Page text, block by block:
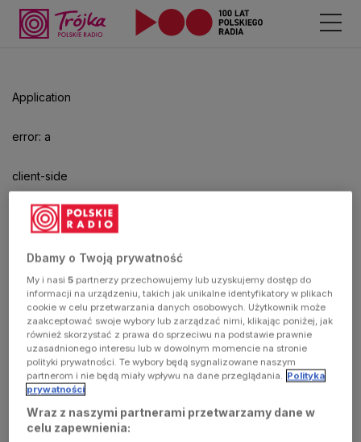
Application
error: a
client-side
exception
has
occurred
(see the
browser
console for
aby
odtwarzać.
Dbamy o Twoją prywatność
My i nasi5 partnerzy przechowujemy lub uzyskujemy dostęp do
informacji na urządzeniu, takich jak unikalne identyfikatory w plikach
cookie w celu przetwarzania danych osobowych. Użytkownik może
zaakceptować swoje wybory lub zarządzać nimi, klikając poniżej, jak
również skorzystać z prawa do sprzeciwu na podstawie prawnie
uzasadnionego interesu lub w dowolnym momencie na stronie
polityki prywatności. Te wybory będą sygnalizowane naszym
partnerom i nie będą miały wpływu na dane przeglądania. Polityka
prywatności
Wraz z naszymi partnerami przetwarzamy dane w
celu zapewnienia: